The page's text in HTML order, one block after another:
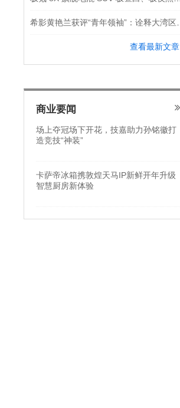
查看最新文章
商业要闻
场上夺冠场下开花，技嘉助力孙铭徽打
造竞技“神装”
卡萨帝冰箱携敦煌天马IP新鲜开年升级
智慧厨房新体验